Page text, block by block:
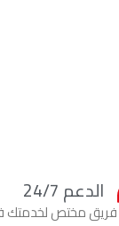
الدعم 24/7
فريق مختص